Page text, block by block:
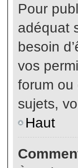
Pour
adéquat
besoin
vos
forum ou
sujets,
Haut